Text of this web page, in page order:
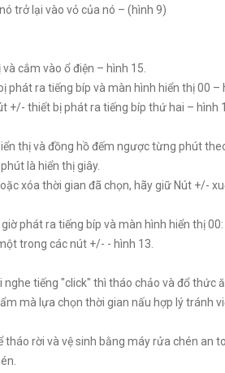
trở lại vào vỏ của nó – (hình 9)
cắm vào ổ điện – hình 15.
phát ra tiếng bíp và màn hình hiển thị 00 –
+/- thiết bị phát ra tiếng bíp thứ hai –
thị và đồng hồ đếm ngược từng phút
là hiển thị giây.
xóa thời gian đã chọn, hãy giữ Nút +/-
giờ phát ra tiếng bíp và màn hình hiển thị
trong các nút +/- - hình 13.
nghe tiếng "click" thì tháo chảo và đổ thức
mà lựa chọn thời gian nấu hợp lý tránh
tháo rời và vệ sinh bằng máy rửa chén